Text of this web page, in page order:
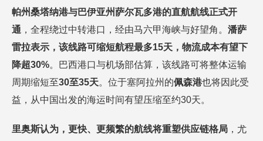
帕州桑塔纳港与巴伊亚州萨尔瓦多港的直航航线正式开
通 ，全程绕过中转港口，经由马六甲海峡与好望角。 潘萨
雷拉表示，该线路可缩短航程最多15天，物流成本有望下
降超30%。巴西港口与机场部估算，该线路可将整体运输
周期缩短至30至35天。位于塞阿拉州的佩森港也将因此受
益，从中国出发的海运时间有望压缩至约30天。
里奥斯认为，更快、更频繁的航线将重塑供应链格局 ，尤